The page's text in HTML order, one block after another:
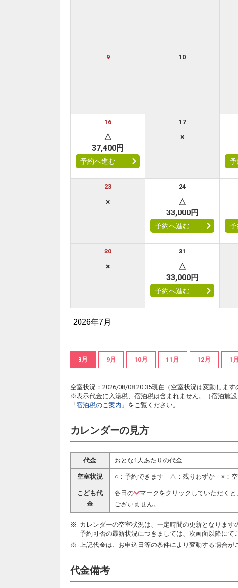
9 10
16
△
37,400円
予約へ進む
17
×
予
23
×
24
△
33,000円
予約へ進む 予
30
×
31
△
33,000円
予約へ進む
2026年7月
8月 9月 10月 11月 12月 1月
空室状況：2026/08/08 20:35現在（空室状況は変動します
※表示代金に入湯税、宿泊税は含まれません。（宿泊施設
「 宿泊税のご案内 」をご覧ください。
カレンダーの見方
代金 おとな1人あたりの代金
空室状況 ○：予約できます △：残りわずか ×：
こども代
金
各日の
マークをクリックしていただく
ございません。
カレンダーの空室状況は、一定時間の更新となります
予約可否の最新状況につきましては、次画面以降にて
上記代金は、お申込日等の条件により変動する場合が
代金備考